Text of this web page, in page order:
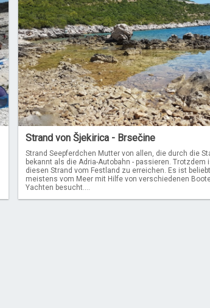
Strand von Šjekirica - Brsečine
Strand Seepferdchen Mutter von allen, die durch die
bekannt als die Adria-Autobahn - passieren. Trotzdem
diesen Strand vom Festland zu erreichen. Es ist
meistens vom Meer mit Hilfe von verschiedenen
Yachten besucht....